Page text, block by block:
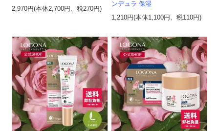
2,970円(本体2,700円、税270円)
ンデュラ 保湿
1,210円(本体1,100円、税110円)